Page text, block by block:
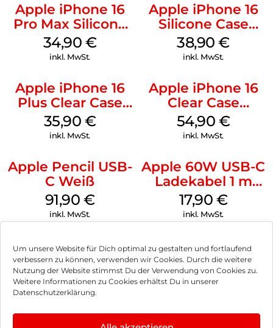
Um unsere Website für Dich optimal zu gestalten und fortlaufend
verbessern zu können, verwenden wir Cookies. Durch die weitere
Nutzung der Website stimmst Du der Verwendung von Cookies zu.
Weitere Informationen zu Cookies erhältst Du in unserer
Datenschutzerklärung.
Apple iPhone 16
Pro Max Silicone
Case MagSafe
Denim
34,90 €
inkl. MwSt.
Apple iPhone 16
Silicone Case
MagSafe
Ultramarine
38,90€
inkl. MwSt.
Apple iPhone 16
Plus Clear Case
MagSafe
Transparent
35,90 €
inkl. MwSt.
Apple iPhone 16
Clear Case
MagSafe
Transparent
54,90 €
inkl. MwSt.
Apple Pencil USB-
C Weiß
91,90 €
inkl. MwSt.
Apple 60W USB-C
Ladekabel 1 m
Weiß
17,90 €
inkl. MwSt.
Impressum